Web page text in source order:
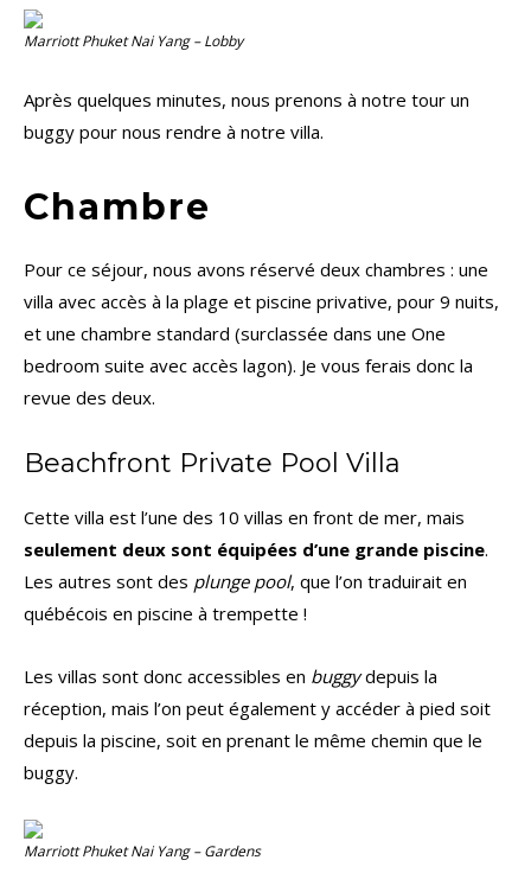
Marriott Phuket Nai Yang – Lobby
Après quelques minutes, nous prenons à notre tour un
buggy pour nous rendre à notre villa.
Chambre
Pour ce séjour, nous avons réservé deux chambres : une
villa avec accès à la plage et piscine privative, pour 9 nuits,
et une chambre standard (surclassée dans une One
bedroom suite avec accès lagon). Je vous ferais donc la
revue des deux.
Beachfront Private Pool Villa
Cette villa est l’une des 10 villas en front de mer, mais
seulement deux sont équipées d’une grande piscine.
Les autres sont des plunge pool, que l’on traduirait en
québécois en piscine à trempette !
Les villas sont donc accessibles en buggydepuis la
réception, mais l’on peut également y accéder à pied soit
depuis la piscine, soit en prenant le même chemin que le
buggy.
Marriott Phuket Nai Yang – Gardens